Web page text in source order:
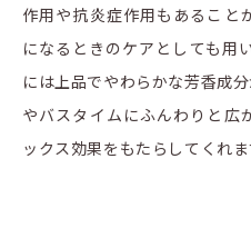
作用や抗炎症作用もあること
になるときのケアとしても用
には上品でやわらかな芳香成
やバスタイムにふんわりと広
ックス効果をもたらしてくれま